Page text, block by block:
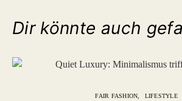
Dir könnte auch
FAIR FASHION LIFESTYLE